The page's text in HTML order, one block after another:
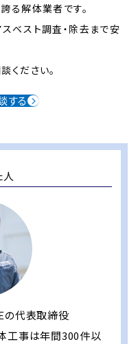
る解体業者です。
ベスト調査・除去まで安
ください。
する
の代表取締役
工事は年間300件以